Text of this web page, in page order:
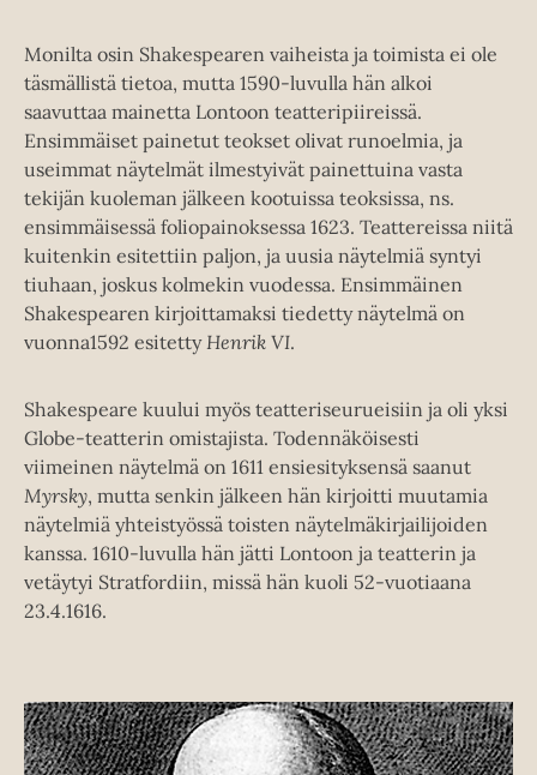
Monilta osin Shakespearen vaiheista ja toimista ei ole
täsmällistä tietoa, mutta 1590-luvulla hän alkoi
saavuttaa mainetta Lontoon teatteripiireissä.
Ensimmäiset painetut teokset olivat runoelmia, ja
useimmat näytelmät ilmestyivät painettuina vasta
tekijän kuoleman jälkeen kootuissa teoksissa, ns.
ensimmäisessä foliopainoksessa 1623. Teattereissa niitä
kuitenkin esitettiin paljon, ja uusia näytelmiä syntyi
tiuhaan, joskus kolmekin vuodessa. Ensimmäinen
Shakespearen kirjoittamaksi tiedetty näytelmä on
vuonna1592 esitettyHenrik VI.
Shakespeare kuului myös teatteriseurueisiin ja oli yksi
Globe-teatterin omistajista. Todennäköisesti
viimeinen näytelmä on 1611 ensiesityksensä saanut
Myrsky, mutta senkin jälkeen hän kirjoitti muutamia
näytelmiä yhteistyössä toisten näytelmäkirjailijoiden
kanssa. 1610-luvulla hän jätti Lontoon ja teatterin ja
vetäytyi Stratfordiin, missä hän kuoli 52-vuotiaana
23.4.1616.